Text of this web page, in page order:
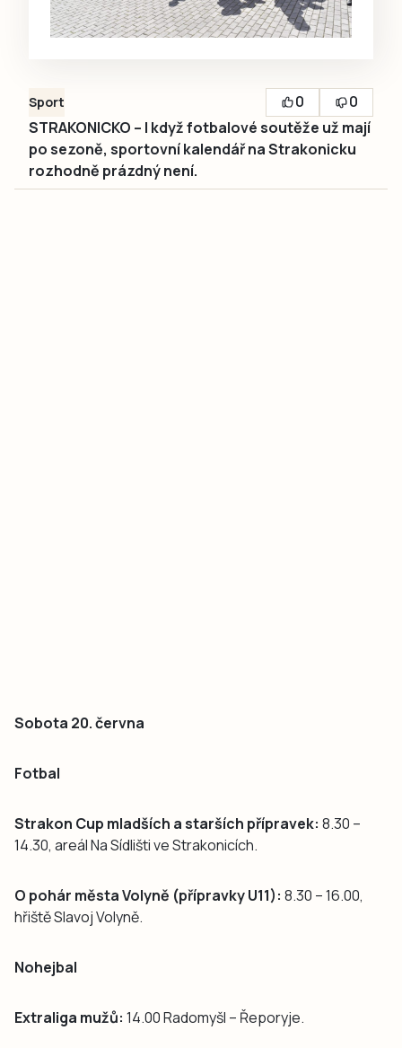
Sport 0
0
STRAKONICKO – I když fotbalové soutěže už mají
po sezoně, sportovní kalendář na Strakonicku
rozhodně prázdný není.
Sobota 20. června
Fotbal
Strakon Cup mladších a starších přípravek: 8.30 –
14.30, areál Na Sídlišti ve Strakonicích.
O pohár města Volyně (přípravky U11): 8.30 – 16.00,
hřiště Slavoj Volyně.
Nohejbal
Extraliga mužů: 14.00 Radomyšl – Řeporyje.